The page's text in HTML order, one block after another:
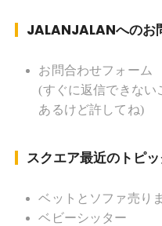
ク ソ
督 BKKソフ
ぼん 」監督 マレーシ
イ歴 ：
JALANJALANへのお
お問合わせフォーム
(すぐに返信できない
あるけど許してね)
スクエア最近のトピッ
ベットとソファ売り
ベビーシッター